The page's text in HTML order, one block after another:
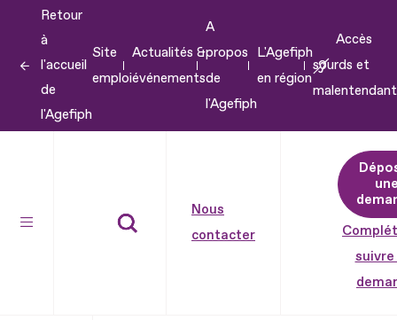
contenu
Retour
à
l'accueil
de
l'Agefiph
Site
emploi
Actualités &
événements
A
propos
de
l'Agefiph
L'Agefiph
en région
Accès
sourds et
Nous
contacter
suivre